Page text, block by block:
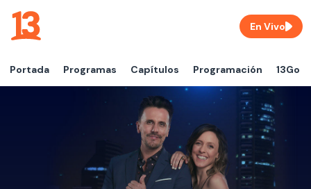
Portada Programas Capítulos Programación 13Go
En Vivo